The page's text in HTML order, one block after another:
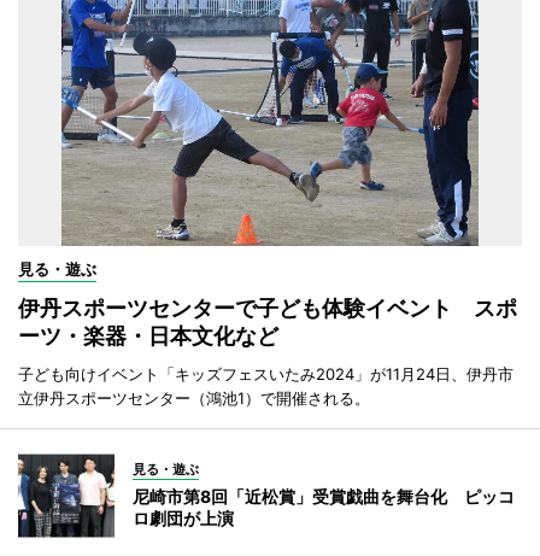
見る・遊ぶ
伊丹スポーツセンターで子ども体験イベント スポ
ーツ・楽器・日本文化など
子ども向けイベント「キッズフェスいたみ2024」が11月24日、伊丹市
立伊丹スポーツセンター（鴻池1）で開催される。
見る・遊ぶ
尼崎市第8回「近松賞」受賞戯曲を舞台化 ピッコ
ロ劇団が上演